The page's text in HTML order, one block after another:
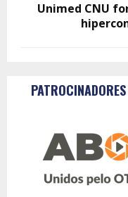
Unimed CNU
PATROCINADORES